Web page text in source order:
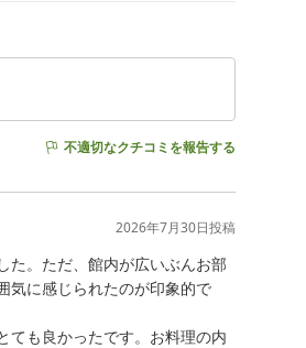
不適切なクチコミを報告する
2026年7月30日投稿
た。ただ、館内が広いぶんお部
気に感じられたのが印象的で
ても良かったです。お料理の内